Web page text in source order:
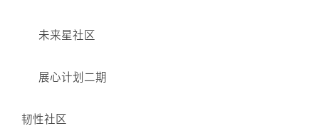
未来星社区
展心计划二期
韧性社区